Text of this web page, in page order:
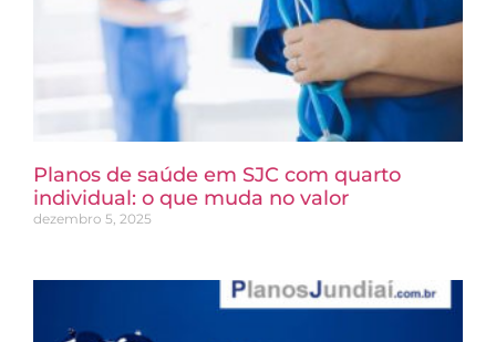
Planos de saúde em SJC com quarto
individual: o que muda no valor
dezembro 5, 2025